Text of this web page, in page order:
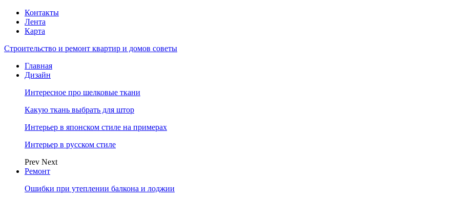
Контакты
Лента
Карта
Строительство и ремонт квартир и домов советы
Главная
Дизайн
Интересное про шелковые ткани
Какую ткань выбрать для штор
Интерьер в японском стиле на примерах
Интерьер в русском стиле
Prev Next
Ремонт
Ошибки при утеплении балкона и лоджии